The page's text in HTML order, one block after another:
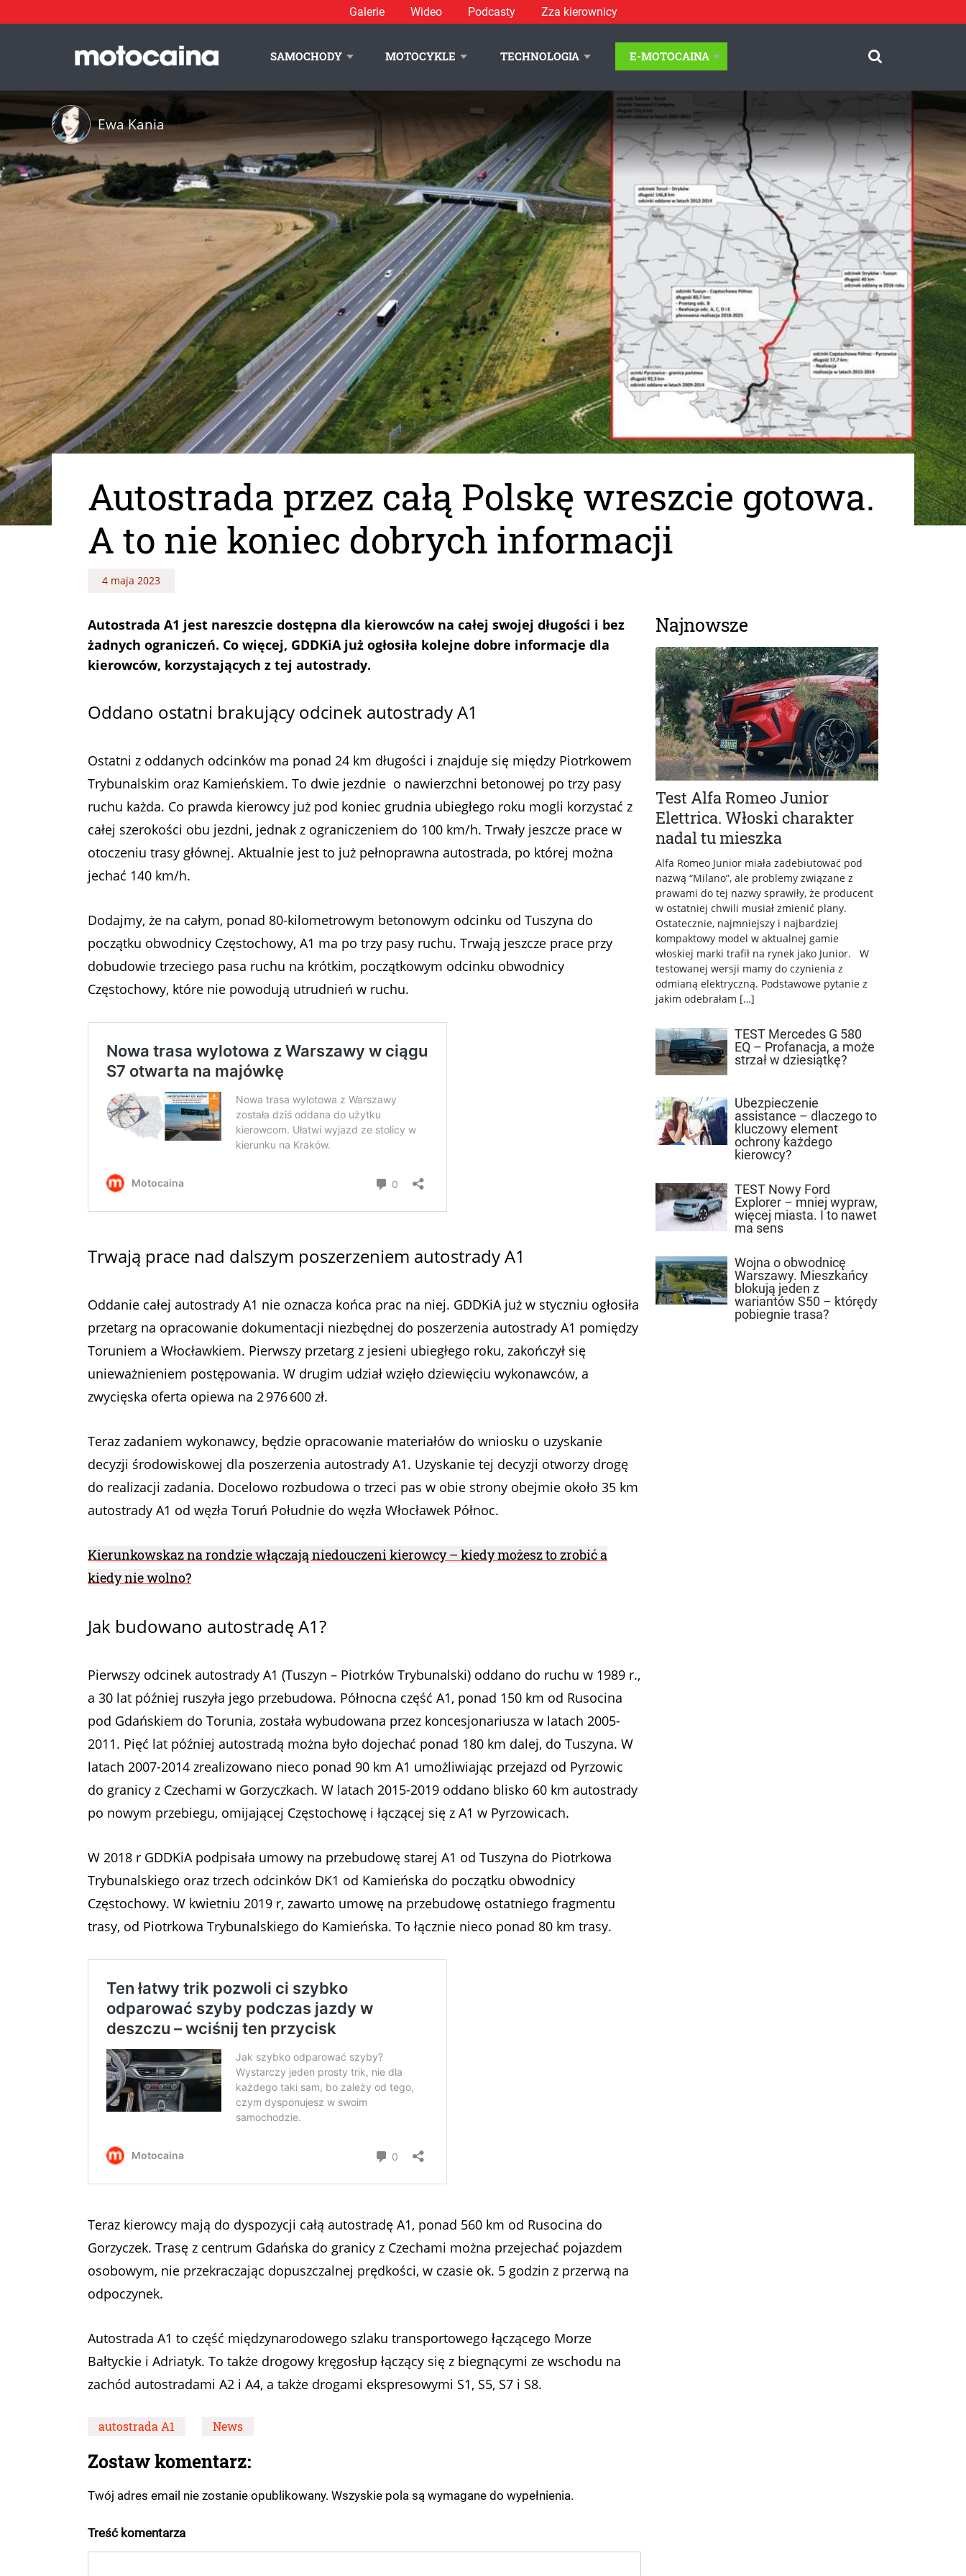
Galerie Wideo Podcasty Zza kierownicy
SAMOCHODY MOTOCYKLE TECHNOLOGIA E-MOTOCAINA
Ewa Kania
Autostrada przez całą Polskę wreszcie gotowa.
A to nie koniec dobrych informacji
4 maja 2023
Autostrada A1 jest nareszcie dostępna dla kierowców na całej swojej długości i bez
żadnych ograniczeń. Co więcej, GDDKiA już ogłosiła kolejne dobre informacje dla
kierowców, korzystających z tej autostrady.
Oddano ostatni brakujący odcinek autostrady A1
Ostatni z oddanych odcinków ma ponad 24 km długości i znajduje się między Piotrkowem
Trybunalskim oraz Kamieńskiem. To dwie jezdnie o nawierzchni betonowej po trzy pasy
ruchu każda. Co prawda kierowcy już pod koniec grudnia ubiegłego roku mogli korzystać z
całej szerokości obu jezdni, jednak z ograniczeniem do 100 km/h. Trwały jeszcze prace w
otoczeniu trasy głównej. Aktualnie jest to już pełnoprawna autostrada, po której można
jechać 140 km/h.
Dodajmy, że na całym, ponad 80-kilometrowym betonowym odcinku od Tuszyna do
początku obwodnicy Częstochowy, A1 ma po trzy pasy ruchu. Trwają jeszcze prace przy
dobudowie trzeciego pasa ruchu na krótkim, początkowym odcinku obwodnicy
Częstochowy, które nie powodują utrudnień w ruchu.
Trwają prace nad dalszym poszerzeniem autostrady A1
Oddanie całej autostrady A1 nie oznacza końca prac na niej. GDDKiA już w styczniu ogłosiła
przetarg na opracowanie dokumentacji niezbędnej do poszerzenia autostrady A1 pomiędzy
Toruniem a Włocławkiem. Pierwszy przetarg z jesieni ubiegłego roku, zakończył się
unieważnieniem postępowania. W drugim udział wzięło dziewięciu wykonawców, a
zwycięska oferta opiewa na 2 976 600 zł.
Teraz zadaniem wykonawcy, będzie opracowanie materiałów do wniosku o uzyskanie
decyzji środowiskowej dla poszerzenia autostrady A1. Uzyskanie tej decyzji otworzy drogę
do realizacji zadania. Docelowo rozbudowa o trzeci pas w obie strony obejmie około 35 km
autostrady A1 od węzła Toruń Południe do węzła Włocławek Północ.
Kierunkowskaz na rondzie włączają niedouczeni kierowcy – kiedy możesz to zrobić a
kiedy nie wolno?
Jak budowano autostradę A1?
Pierwszy odcinek autostrady A1 (Tuszyn – Piotrków Trybunalski) oddano do ruchu w 1989 r.,
a 30 lat później ruszyła jego przebudowa. Północna część A1, ponad 150 km od Rusocina
pod Gdańskiem do Torunia, została wybudowana przez koncesjonariusza w latach 2005-
2011. Pięć lat później autostradą można było dojechać ponad 180 km dalej, do Tuszyna. W
latach 2007-2014 zrealizowano nieco ponad 90 km A1 umożliwiając przejazd od Pyrzowic
do granicy z Czechami w Gorzyczkach. W latach 2015-2019 oddano blisko 60 km autostrady
po nowym przebiegu, omijającej Częstochowę i łączącej się z A1 w Pyrzowicach.
W 2018 r GDDKiA podpisała umowy na przebudowę starej A1 od Tuszyna do Piotrkowa
Trybunalskiego oraz trzech odcinków DK1 od Kamieńska do początku obwodnicy
Częstochowy. W kwietniu 2019 r, zawarto umowę na przebudowę ostatniego fragmentu
trasy, od Piotrkowa Trybunalskiego do Kamieńska. To łącznie nieco ponad 80 km trasy.
Teraz kierowcy mają do dyspozycji całą autostradę A1, ponad 560 km od Rusocina do
Gorzyczek. Trasę z centrum Gdańska do granicy z Czechami można przejechać pojazdem
osobowym, nie przekraczając dopuszczalnej prędkości, w czasie ok. 5 godzin z przerwą na
odpoczynek.
Autostrada A1 to część międzynarodowego szlaku transportowego łączącego Morze
Bałtyckie i Adriatyk. To także drogowy kręgosłup łączący się z biegnącymi ze wschodu na
zachód autostradami A2 i A4, a także drogami ekspresowymi S1, S5, S7 i S8.
autostrada A1 News
Zostaw komentarz:
Twój adres email nie zostanie opublikowany. Wszyskie pola są wymagane do wypełnienia.
Treść komentarza
Najnowsze
Test Alfa Romeo Junior
Elettrica. Włoski charakter
nadal tu mieszka
Alfa Romeo Junior miała zadebiutować pod
nazwą “Milano”, ale problemy związane z
prawami do tej nazwy sprawiły, że producent
w ostatniej chwili musiał zmienić plany.
Ostatecznie, najmniejszy i najbardziej
kompaktowy model w aktualnej gamie
włoskiej marki trafił na rynek jako Junior. W
testowanej wersji mamy do czynienia z
odmianą elektryczną. Podstawowe pytanie z
jakim odebrałam […]
TEST Mercedes G 580
EQ – Profanacja, a może
strzał w dziesiątkę?
Ubezpieczenie
assistance – dlaczego to
kluczowy element
ochrony każdego
kierowcy?
TEST Nowy Ford
Explorer – mniej wypraw,
więcej miasta. I to nawet
ma sens
Wojna o obwodnicę
Warszawy. Mieszkańcy
blokują jeden z
wariantów S50 – którędy
pobiegnie trasa?